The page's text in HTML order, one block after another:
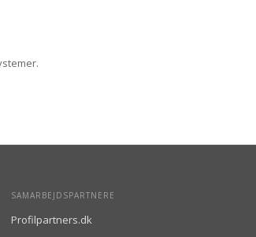
SAMARBEJDSPARTNERE
Profilpartners.dk